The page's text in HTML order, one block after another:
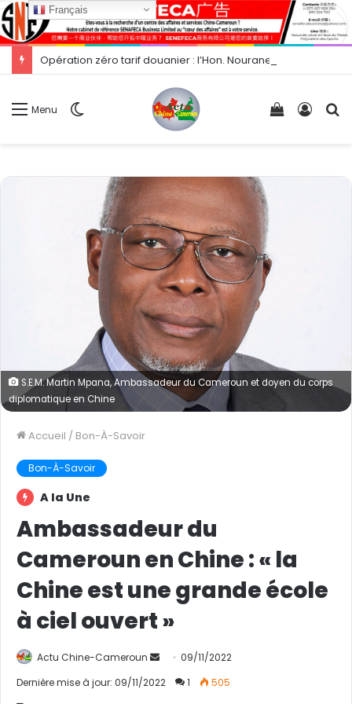
Menu
Voir
S.E.M. Martin Mpana, Ambassadeur du Cameroun et doyen du corps
diplomatique en Chine
Accueil / Bon-À-Savoir
Bon-À-Savoir
A la Une
Ambassadeur du
Cameroun en Chine : « la
Chine est une grande école
à ciel ouvert »
Actu Chine-Cameroun
n
09/11/2022
Dernière mise à jour: 09/11/2022
1
505
Français